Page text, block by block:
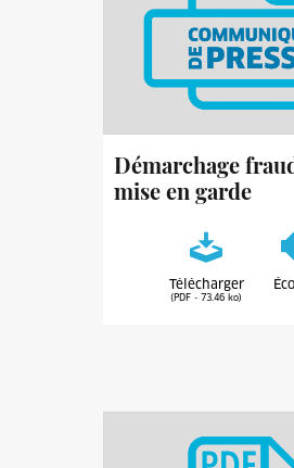
Démarchage
mise en garde
Télécharger
(PDF - 73.46 ko)